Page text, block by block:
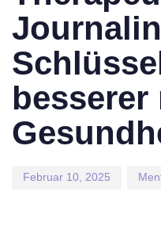
besserer
Februar 10, 2025